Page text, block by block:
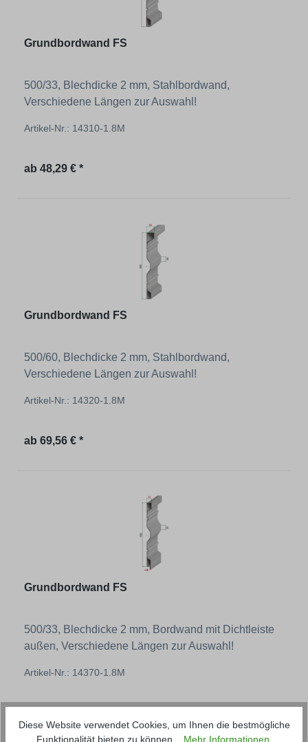
Grundbordwand FS
500/33, Blechdicke 2 mm, Stahlbordwand,
Verschiedene Längen zur Auswahl!
Artikel-Nr.: 14310-1.8M
Regulärer Preis:
ab 48,29 € *
Grundbordwand FS
500/60, Blechdicke 2 mm, Stahlbordwand,
Verschiedene Längen zur Auswahl!
Artikel-Nr.: 14320-1.8M
Regulärer Preis:
ab 69,56 € *
Grundbordwand FS
500/33, Blechdicke 2 mm, Bordwand mit Dichtleiste
außen, Verschiedene Längen zur Auswahl!
Artikel-Nr.: 14370-1.8M
Diese Website verwendet Cookies, um Ihnen die bestmögliche
Funktionalität bieten zu können... Mehr Informationen